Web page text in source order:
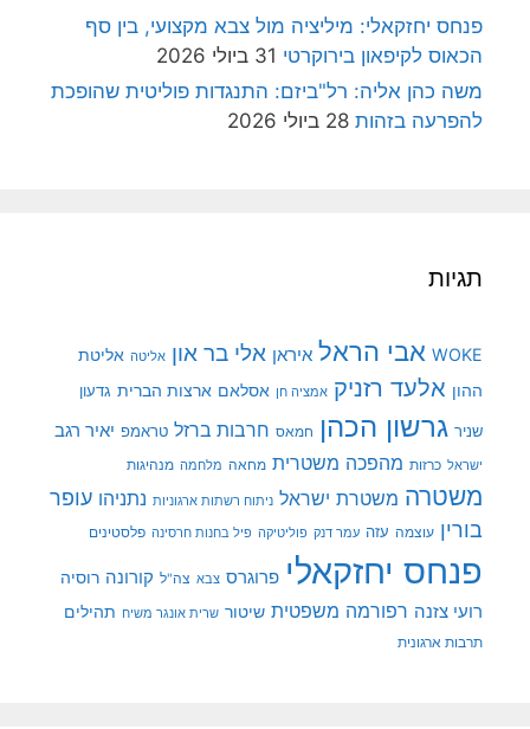
פנחס יחזקאלי: מיליציה מול צבא מקצועי, בין סף
הכאוס לקיפאון בירוקרטי 31 ביולי 2026
משה כהן אליה: רל"ביזם: התנגדות פוליטית שהופכת
להפרעה בזהות 28 ביולי 2026
תגיות
WOKE אבי הראל איראן אלי בר און אליטה אליטת
ההון אלעד רזניק אמציה חן אסלאם ארצות הברית גדעון
שניר גרשון הכהן חמאס חרבות ברזל טראמפ יאיר רגב
ישראל כרזות מהפכה משטרית מחאה מלחמה מנהיגות
משטרה משטרת ישראל ניתוח רשתות ארגוניות נתניהו עופר
בורין עוצמה עזה עמר דנק פוליטיקה פיל בחנות חרסינה פלסטינים
פנחס יחזקאלי פרוגרס צבא צה"ל קורונה רוסיה
רועי צזנה רפורמה משפטית שיטור שרית אונגר משיח תהילים
תרבות ארגונית